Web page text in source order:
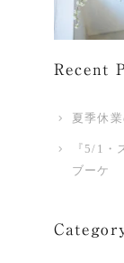
Recent
夏季休
『5/1・
ブーケ